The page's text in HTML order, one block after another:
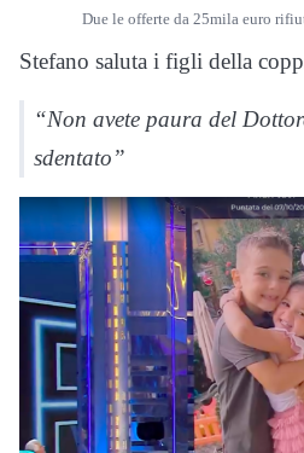
Due le offerte da 25mila euro
Stefano saluta i figli della
“Non avete paura del
sdentato”